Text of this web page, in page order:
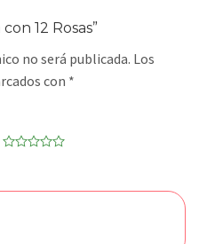
12 Rosas”
no será publicada. Los
con *